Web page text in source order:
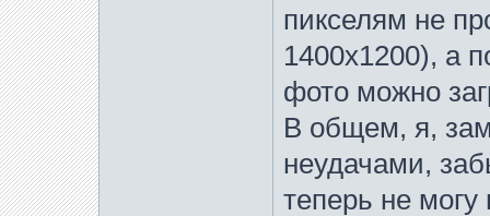
пикселям не
1400х1200), а
фото можно
В общем, я,
неудачами,
теперь не могу